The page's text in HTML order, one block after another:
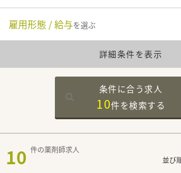
雇用形態 / 給与を選ぶ
詳細条件を表示
条件に合う求人
10件を検索する
10 件の薬剤師求人
並び